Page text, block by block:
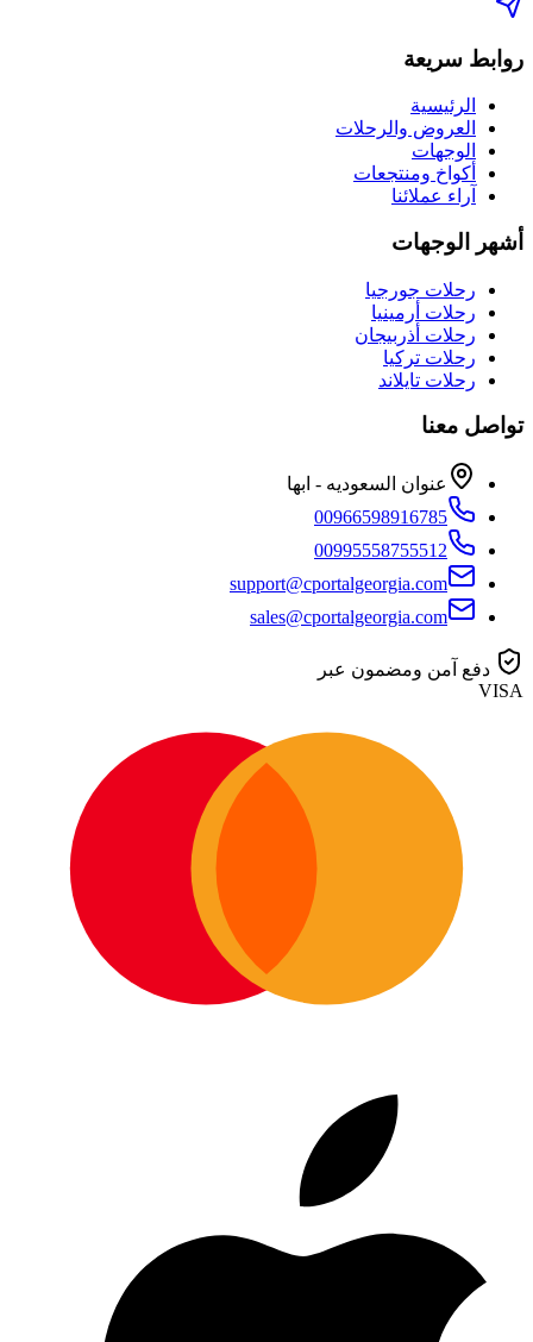
روابط سريعة
الرئيسية
العروض والرحلات
الوجهات
أكواخ ومنتجعات
آراء عملائنا
أشهر الوجهات
رحلات جورجيا
رحلات أرمينيا
رحلات أذربيجان
رحلات تركيا
رحلات تايلاند
تواصل معنا
عنوان السعوديه - ابها
00966598916785
00995558755512
support@cportalgeorgia.com
sales@cportalgeorgia.com
دفع آمن ومضمون عبر
VISA